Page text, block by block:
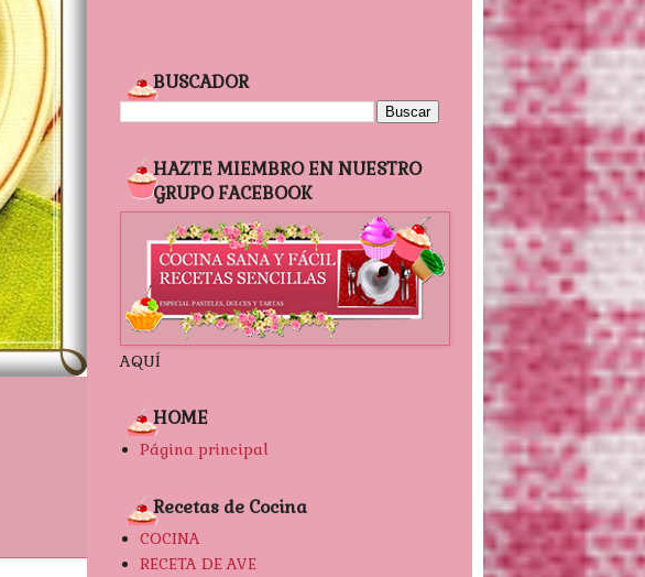
BUSCADOR
HAZTE MIEMBRO EN NUESTRO
GRUPO FACEBOOK
AQUÍ
HOME
Página principal
Recetas de Cocina
COCINA
RECETA DE AVE